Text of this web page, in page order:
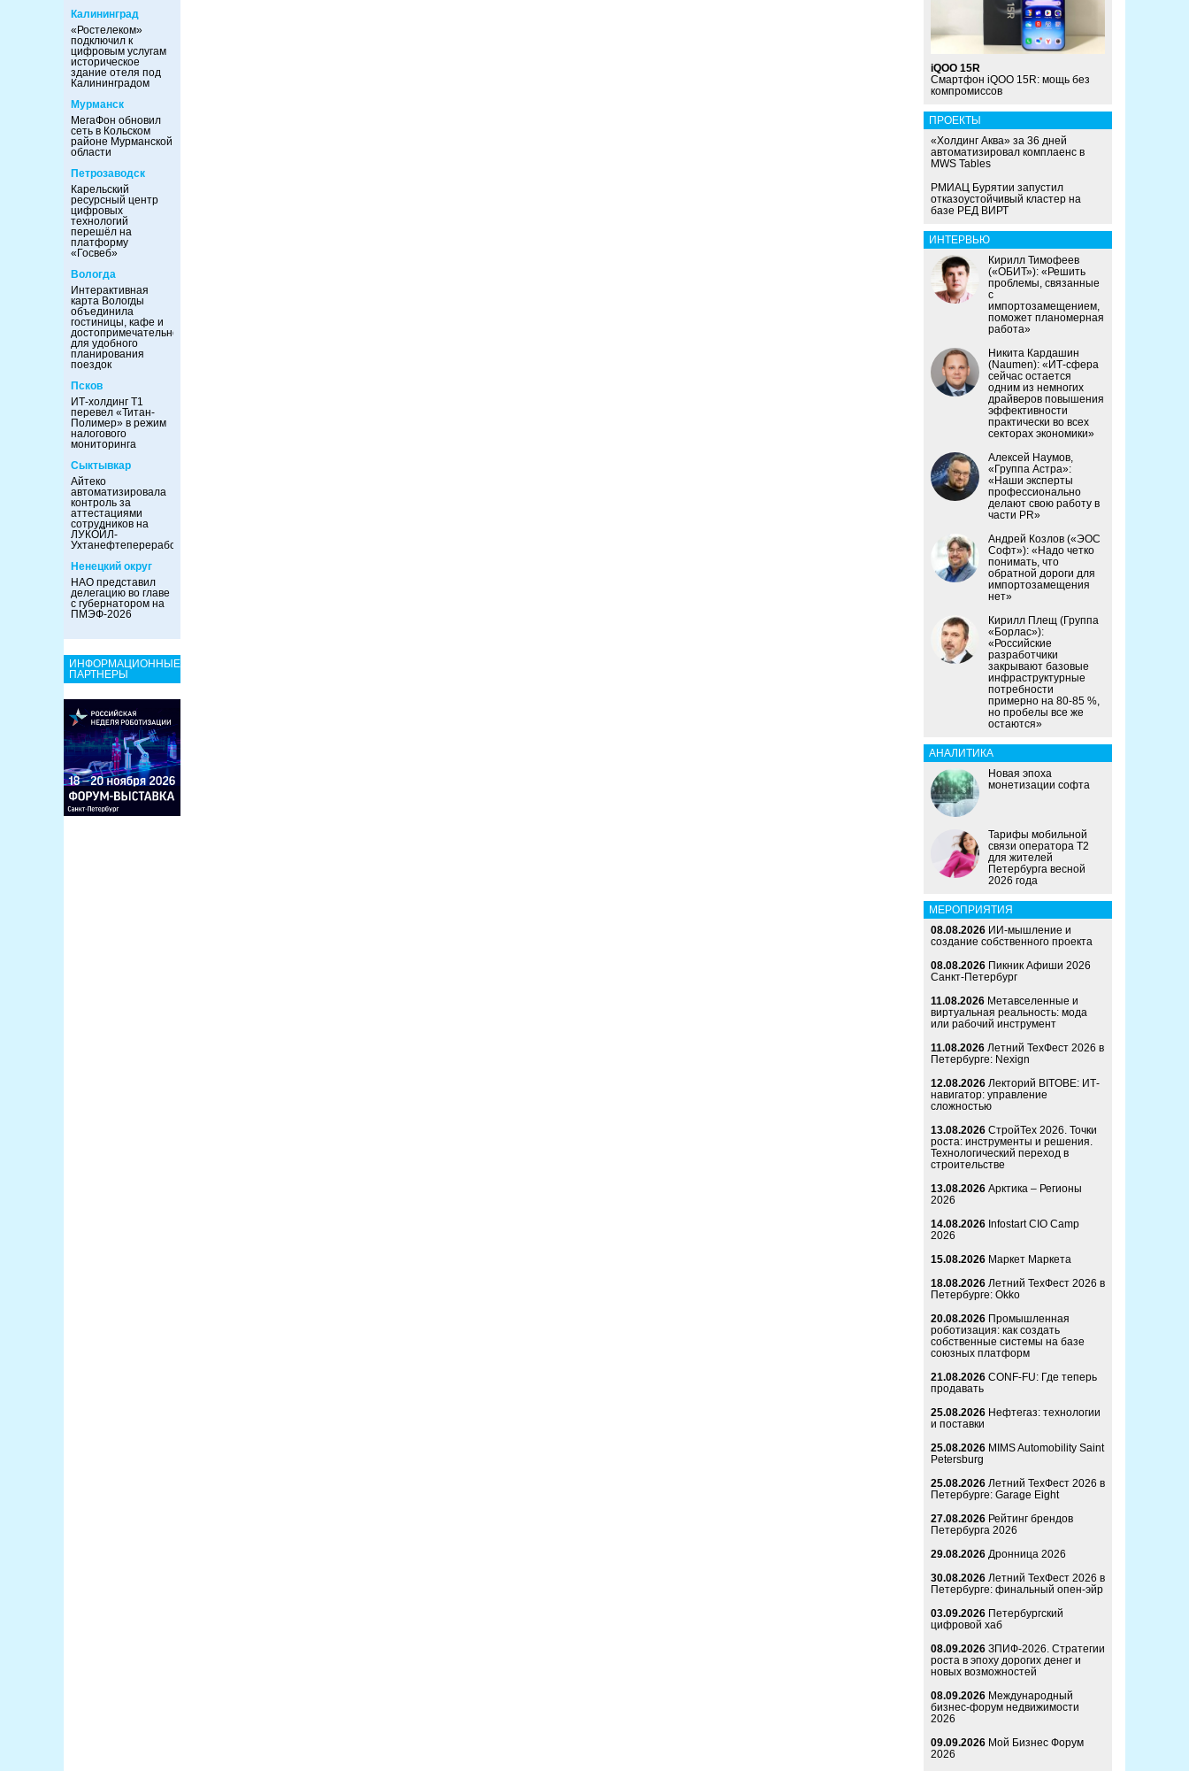
Калининград
«Ростелеком»
подключил к
цифровым услугам
историческое
здание отеля под
Калининградом
Мурманск
МегаФон обновил
сеть в Кольском
районе Мурманской
области
Петрозаводск
Карельский
ресурсный центр
цифровых
технологий
перешёл на
платформу
«Госвеб»
Вологда
Интерактивная
карта Вологды
объединила
гостиницы, кафе и
достопримечательности
для удобного
планирования
поездок
Псков
ИТ-холдинг Т1
перевел «Титан-
Полимер» в режим
налогового
мониторинга
Сыктывкар
Айтеко
автоматизировала
контроль за
аттестациями
сотрудников на
ЛУКОЙЛ-
Ухтанефтепереработка
Ненецкий округ
НАО представил
делегацию во главе
с губернатором на
ПМЭФ-2026
ИНФОРМАЦИОННЫЕ
ПАРТНЕРЫ
iQOO 15R
Смартфон iQOO 15R: мощь без
компромиссов
ПРОЕКТЫ
«Холдинг Аква» за 36 дней
автоматизировал комплаенс в
MWS Tables
РМИАЦ Бурятии запустил
отказоустойчивый кластер на
базе РЕД ВИРТ
ИНТЕРВЬЮ
Кирилл Тимофеев
(«ОБИТ»): «Решить
проблемы, связанные
с
импортозамещением,
поможет планомерная
работа»
Никита Кардашин
(Naumen): «ИТ-сфера
сейчас остается
одним из немногих
драйверов повышения
эффективности
практически во всех
секторах экономики»
Алексей Наумов,
«Группа Астра»:
«Наши эксперты
профессионально
делают свою работу в
части PR»
Андрей Козлов («ЭОС
Софт»): «Надо четко
понимать, что
обратной дороги для
импортозамещения
нет»
Кирилл Плещ (Группа
«Борлас»):
«Российские
разработчики
закрывают базовые
инфраструктурные
потребности
примерно на 80-85 %,
но пробелы все же
остаются»
АНАЛИТИКА
Новая эпоха
монетизации софта
Тарифы мобильной
связи оператора Т2
для жителей
Петербурга весной
2026 года
МЕРОПРИЯТИЯ
08.08.2026 ИИ-мышление и
создание собственного проекта
08.08.2026 Пикник Афиши 2026
Санкт-Петербург
11.08.2026 Метавселенные и
виртуальная реальность: мода
или рабочий инструмент
11.08.2026 Летний ТехФест 2026 в
Петербурге: Nexign
12.08.2026 Лекторий BITOBE: ИТ-
навигатор: управление
сложностью
13.08.2026 СтройТех 2026. Точки
роста: инструменты и решения.
Технологический переход в
строительстве
13.08.2026 Арктика – Регионы
2026
14.08.2026 Infostart CIO Camp
2026
15.08.2026 Маркет Маркета
18.08.2026 Летний ТехФест 2026 в
Петербурге: Okko
20.08.2026 Промышленная
роботизация: как создать
собственные системы на базе
союзных платформ
21.08.2026 CONF-FU: Где теперь
продавать
25.08.2026 Нефтегаз: технологии
и поставки
25.08.2026 MIMS Automobility Saint
Petersburg
25.08.2026 Летний ТехФест 2026 в
Петербурге: Garage Eight
27.08.2026 Рейтинг брендов
Петербурга 2026
29.08.2026 Дронница 2026
30.08.2026 Летний ТехФест 2026 в
Петербурге: финальный опен-эйр
03.09.2026 Петербургский
цифровой хаб
08.09.2026 ЗПИФ-2026. Стратегии
роста в эпоху дорогих денег и
новых возможностей
08.09.2026 Международный
бизнес-форум недвижимости
2026
09.09.2026 Мой Бизнес Форум
2026